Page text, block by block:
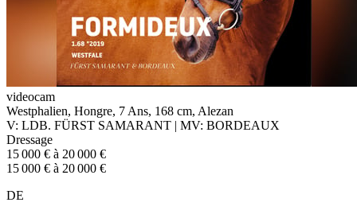
videocam
Westphalien, Hongre, 7 Ans, 168 cm, Alezan
V: LDB. FÜRST SAMARANT | MV: BORDEAUX
Dressage
15 000 € à 20 000 €
15 000 € à 20 000 €
DE